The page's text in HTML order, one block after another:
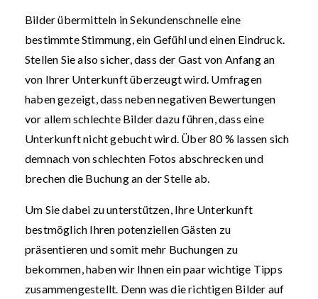
Bilder übermitteln in Sekundenschnelle eine
bestimmte Stimmung, ein Gefühl und einen Eindruck.
Stellen Sie also sicher, dass der Gast von Anfang an
von Ihrer Unterkunft überzeugt wird. Umfragen
haben gezeigt, dass neben negativen Bewertungen
vor allem schlechte Bilder dazu führen, dass eine
Unterkunft nicht gebucht wird. Über 80 % lassen sich
demnach von schlechten Fotos abschrecken und
brechen die Buchung an der Stelle ab.
Um Sie dabei zu unterstützen, Ihre Unterkunft
bestmöglich Ihren potenziellen Gästen zu
präsentieren und somit mehr Buchungen zu
bekommen, haben wir Ihnen ein paar wichtige Tipps
zusammengestellt. Denn was die richtigen Bilder auf